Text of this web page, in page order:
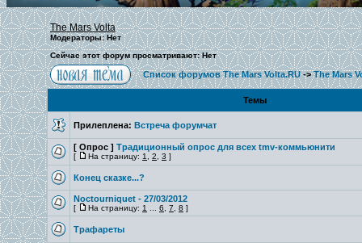
The Mars Volta
Модераторы: Нет
Сейчас этот форум просматривают: Нет
Список форумов The Mars Volta.RU->The Mars
Темы
Прилеплена: Встреча форумчат
[ Опрос ] Традиционный опрос для всех tmv-коммьюнити
[ На страницу: 1 2 3 ]
Конец сказке...?
Noctourniquet - 27/03/2012
[ На страницу: 1 6 7 8 ]
Трафареты